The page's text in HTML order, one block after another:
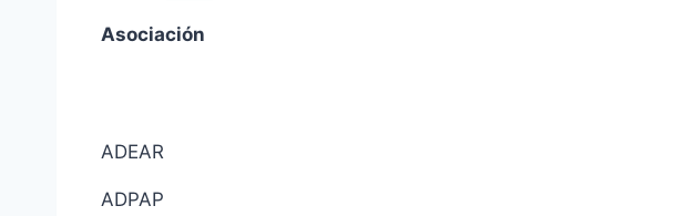
Asociación
ADEAR
ADPAP